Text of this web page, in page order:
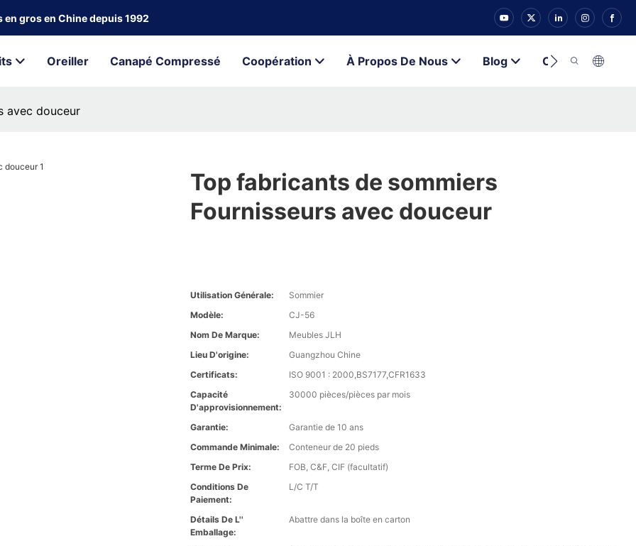
gros en Chine depuis 1992
Oreiller Canapé Compressé Coopération À Propos De Nous Blog Contacter
avec douceur
Top fabricants de sommiers
Fournisseurs avec douceur
Utilisation Générale:
Sommier
Modèle:
CJ-56
Nom De Marque:
Meubles JLH
Lieu D'origine:
Guangzhou Chine
Certificats:
ISO 9001 : 2000,BS7177,CFR1633
Capacité
D'approvisionnement:
30000 pièces/pièces par mois
Garantie:
Garantie de 10 ans
Commande Minimale:
Conteneur de 20 pieds
Terme De Prix:
FOB, C&F, CIF (facultatif)
Conditions De
Paiement:
L/C T/T
Détails De L''
Emballage:
Abattre dans la boîte en carton